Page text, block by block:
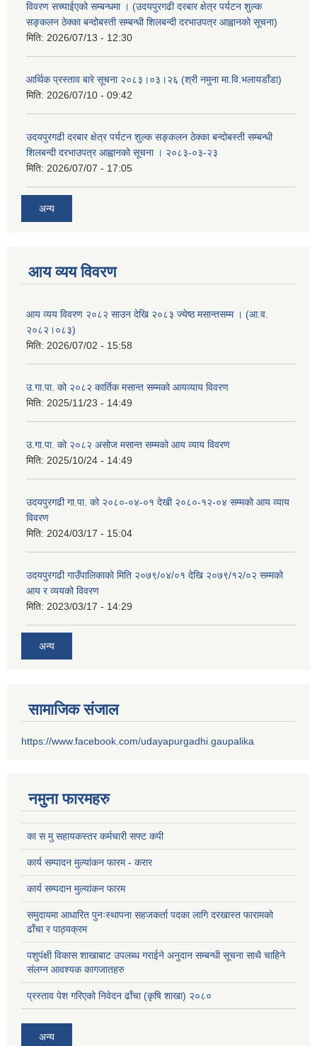
विवरण सच्याईएको सम्बन्धमा । (उदयपुरगढी दरबार क्षेत्र पर्यटन शुल्क
सङ्कलन ठेक्का बन्दोबस्ती सम्बन्धी शिलबन्दी दरभाउपत्र आह्वानको सूचना)
मिति: 2026/07/13 - 12:30
आर्थिक प्रस्ताव बारे सूचना २०८३।०३।२६ (श्री नमुना मा.वि.भलायडाँडा)
मिति: 2026/07/10 - 09:42
उदयपुरगढी दरबार क्षेत्र पर्यटन शुल्क सङ्कलन ठेक्का बन्दोबस्ती सम्बन्धी
शिलबन्दी दरभाउपत्र आह्वानको सूचना । २०८३-०३-२३
मिति: 2026/07/07 - 17:05
अन्य
आय व्यय विवरण
आय व्यय विवरण २०८२ साउन देखि २०८३ ज्येष्ठ मसान्तसम्म । (आ.व.
२०८२।०८३)
मिति: 2026/07/02 - 15:58
उ.गा.पा. को २०८२ कार्तिक मसान्त सम्मको आयव्याय विवरण
मिति: 2025/11/23 - 14:49
उ.गा.पा. को २०८२ असोज मसान्त सम्मको आय व्याय विवरण
मिति: 2025/10/24 - 14:49
उदयपुरगढी गा.पा. को २०८०-०४-०१ देखी २०८०-१२-०४ सम्मको आय व्याय
विवरण
मिति: 2024/03/17 - 15:04
उदयपुरगढी गाउँपालिकाको मिति २०७९/०४/०१ देखि २०७९/१२/०२ सम्मको
आय र व्ययको विवरण
मिति: 2023/03/17 - 14:29
अन्य
सामाजिक संजाल
https://www.facebook.com/udayapurgadhi.gaupalika
नमुना फारमहरु
का स मु सहायकस्तर कर्मचारी सफ्ट कपी
कार्य सम्पादन मुल्यांकन फारम - करार
कार्य सम्पदान मुल्यांकन फारम
समुदायमा आधारित पुनःस्थापना सहजकर्ता पदका लागि दरखास्त फारामको
ढाँचा र पाठ्यक्रम
पशुपंक्षी विकास शाखाबाट उपलब्ध गराईने अनुदान सम्बन्धी सूचना साथै चाहिने
संलग्न आवश्यक कागजातहरु
प्रस्ताव पेश गरिएको निवेदन ढाँचा (कृषि शाखा) २०८०
अन्य